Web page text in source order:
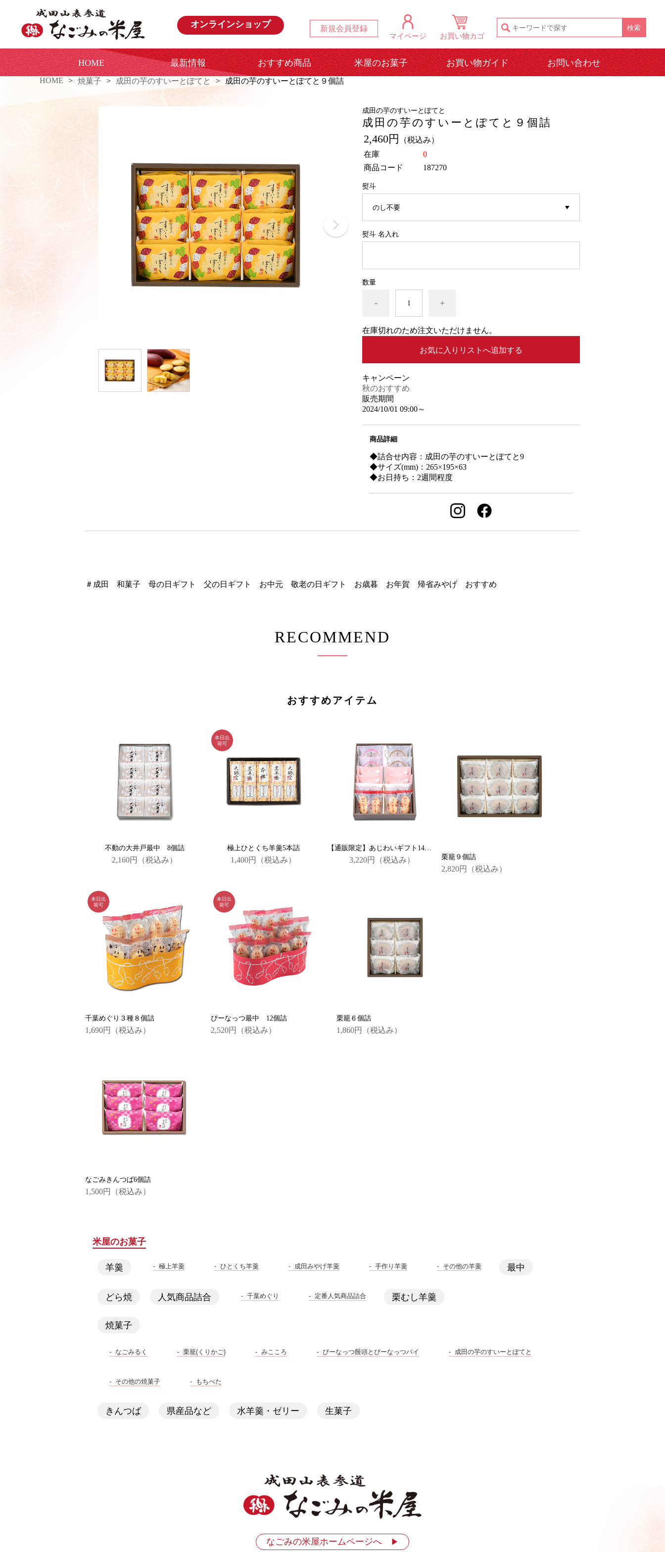
オンラインショップ
新規会員登録
マイページ
お買い物カゴ
HOME 最新情報 おすすめ商品 米屋のお菓子 お買い物ガイド お問い合わせ
HOME 焼菓子 成田の芋のすいーとぽてと 成田の芋のすいーとぽてと９個詰
成田の芋のすいーとぽてと
成田の芋のすいーとぽてと９個詰
2,460円
（税込み）
在庫
0
商品コード
187270
熨斗
熨斗 名入れ
数量
- +
在庫切れのため注文いただけません。
お気に入りリストへ追加する
キャンペーン
秋のおすすめ
販売期間
2024/10/01 09:00～
商品詳細
◆詰合せ内容：成田の芋のすいーとぽてと9
◆サイズ(mm)：265×195×63
◆お日持ち：2週間程度
＃成田 和菓子 母の日ギフト 父の日ギフト お中元 敬老の日ギフト お歳暮 お年賀 帰省みやげ おすすめ
RECOMMEND
おすすめアイテム
不動の大井戸最中 8個詰
2,160円 （税込み）
極上ひとくち羊羹5本詰
1,400円 （税込み） 3,220円 （税込み） 栗籠９個詰
2,820円 （税込み）
千葉めぐり３種８個詰
1,690円 （税込み）
ぴーなっつ最中 12個詰
2,520円 （税込み）
栗籠６個詰
1,860円 （税込み）
なごみきんつば6個詰
1,500円 （税込み）
米屋のお菓子
羊羹 極上羊羹 ひとくち羊羹 成田みやげ羊羹 手作り羊羹 その他の羊羹 最中
どら焼 人気商品詰合 千葉めぐり 定番人気商品詰合 栗むし羊羹
焼菓子
なごみるく 栗籠(くりかご) みこころ ぴーなっつ饅頭とぴーなっつパイ 成田の芋のすいーとぽてと
その他の焼菓子 もちぺた
きんつば 県産品など 水羊羹・ゼリー 生菓子
なごみの米屋ホームページへ ▶